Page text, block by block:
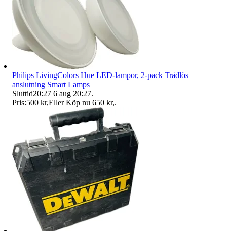
Philips LivingColors Hue LED-lampor, 2-pack Trådlös
anslutning Smart Lamps
Sluttid20:27 6 aug 20:27.
Pris:500 kr,Eller Köp nu 650 kr,.